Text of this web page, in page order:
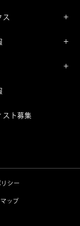
ス
メント
スト募集
シー
ップ